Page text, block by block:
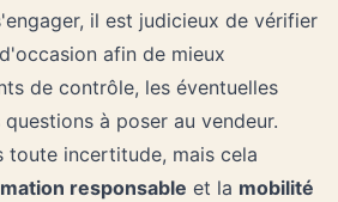
il est judicieux de vérifier
afin de mieux
de contrôle, les éventuelles
à poser au vendeur.
toute incertitude, mais cela
responsable et la mobilité